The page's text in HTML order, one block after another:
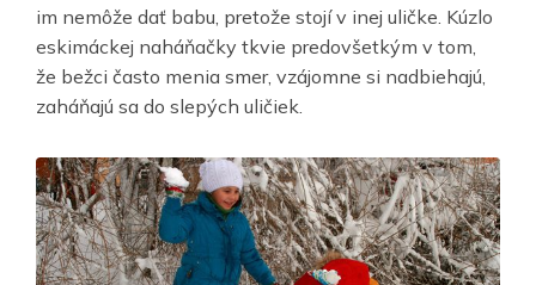
im nemôže dať babu, pretože stojí v inej uličke. Kúzlo
eskimáckej naháňačky tkvie predovšetkým v tom,
že bežci často menia smer, vzájomne si nadbiehajú,
zaháňajú sa do slepých uličiek.